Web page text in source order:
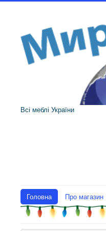
Всі меблі України
Головна Про магазин